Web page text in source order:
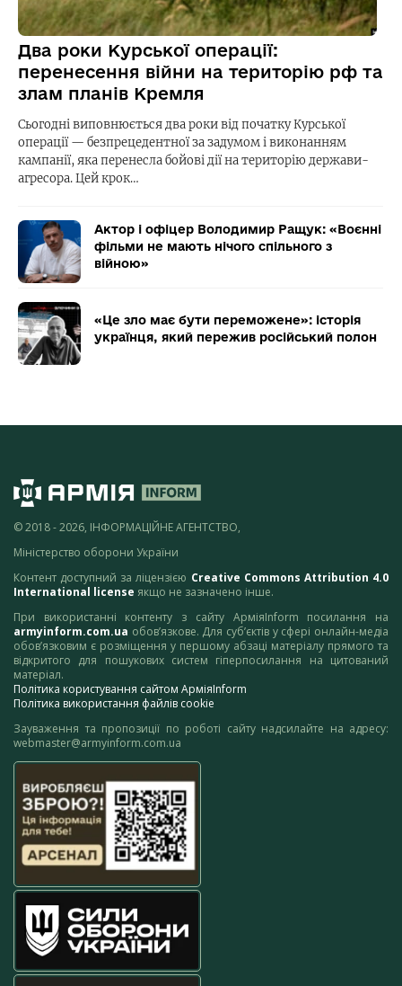
Два роки Курської операції:
перенесення війни на територію рф та
злам планів Кремля
Сьогодні виповнюється два роки від початку Курської
операції — безпрецедентної за задумом і виконанням
кампанії, яка перенесла бойові дії на територію держави-
агресора. Цей крок…
Актор і офіцер Володимир Ращук: «Воєнні
фільми не мають нічого спільного з
війною»
«Це зло має бути переможене»: історія
українця, який пережив російський полон
© 2018 - 2026, ІНФОРМАЦІЙНЕ АГЕНТСТВО,
Міністерство оборони України
Контент доступний за ліцензією Creative Commons Attribution 4.0
International license якщо не зазначено інше.
При використанні контенту з сайту АрміяInform посилання на
armyinform.com.ua обов’язкове. Для суб’єктів у сфері онлайн-медіа
обов’язковим є розміщення у першому абзаці матеріалу прямого та
відкритого для пошукових систем гіперпосилання на цитований
матеріал.
Політика користування сайтом АрміяInform
Політика використання файлів cookie
Зауваження та пропозиції по роботі сайту надсилайте на адресу:
webmaster@armyinform.com.ua